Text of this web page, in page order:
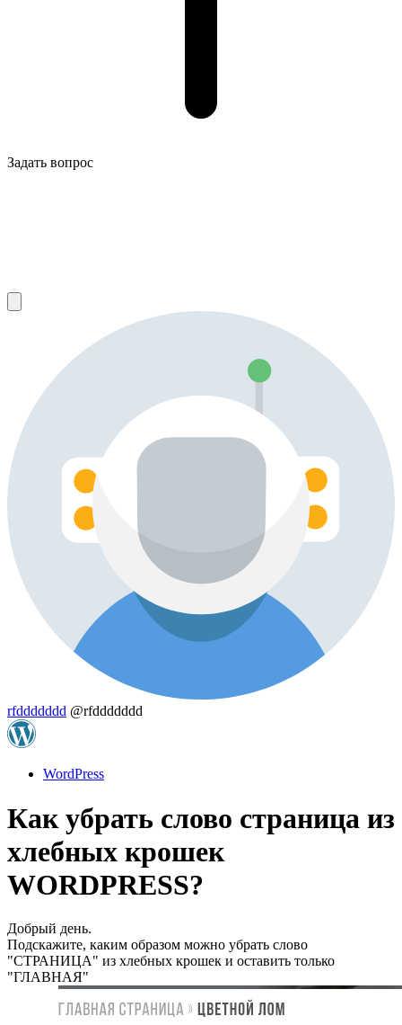
Задать вопрос
rfddddddd @rfddddddd
WordPress
Как убрать слово страница из
хлебных крошек
WORDPRESS?
Добрый день.
Подскажите, каким образом можно убрать слово
"СТРАНИЦА" из хлебных крошек и оставить только
"ГЛАВНАЯ"